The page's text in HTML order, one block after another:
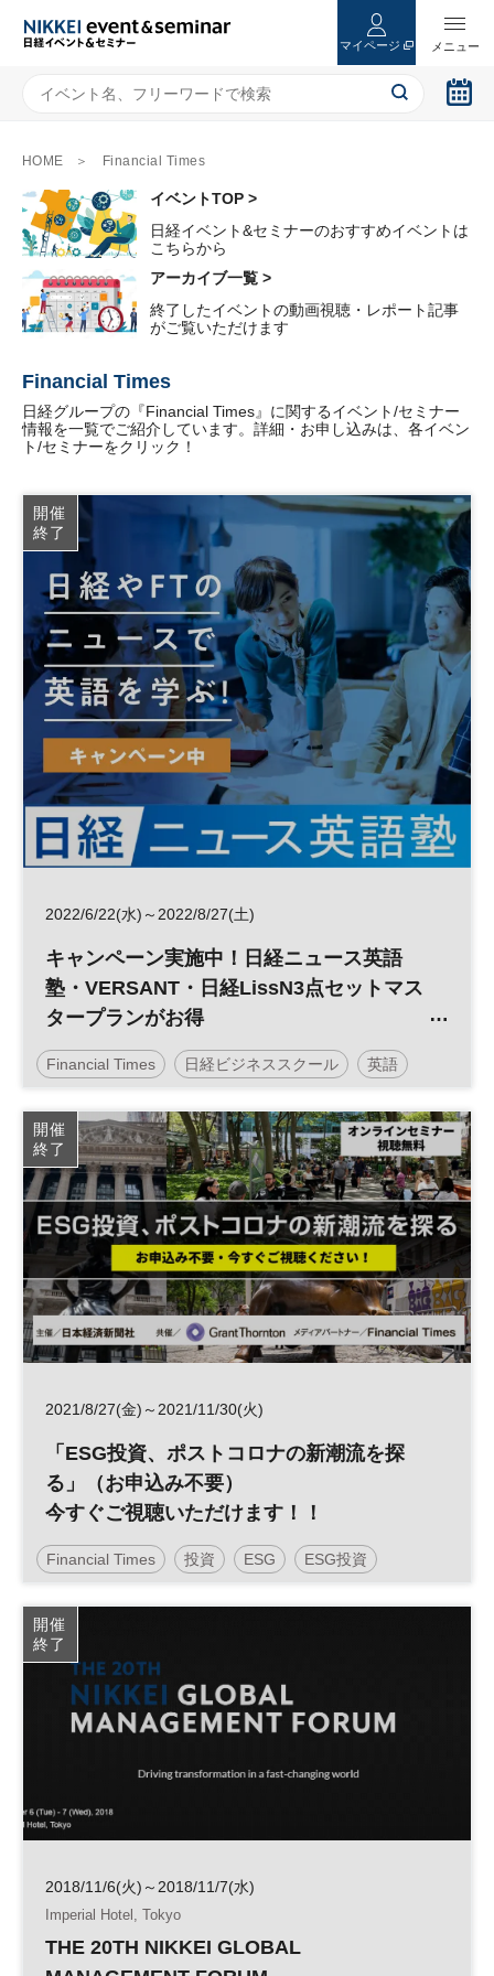
マイページ
HOME Financial Times
イベントTOP >
日経イベント&セミナーのおすすめイベントは
こちらから
アーカイブ一覧 >
終了したイベントの動画視聴・レポート記事
がご覧いただけます
Financial Times
日経グループの『Financial Times』に関するイベント/セミナー
情報を一覧でご紹介しています。詳細・お申し込みは、各イベン
ト/セミナーをクリック！
開催
終了
2022/6/22(水)～2022/8/27(土)
キャンペーン実施中！日経ニュース英語
塾・VERSANT・日経LissN3点セットマス
タープランがお得
／日経ビジネススクール
Financial Times 日経ビジネススクール 英語
開催
終了
2021/8/27(金)～2021/11/30(火)
「ESG投資、ポストコロナの新潮流を探
る」（お申込み不要）
今すぐご視聴いただけます！！
Financial Times 投資 ESG ESG投資
開催
終了
2018/11/6(火)～2018/11/7(水)
Imperial Hotel, Tokyo
THE 20TH NIKKEI GLOBAL